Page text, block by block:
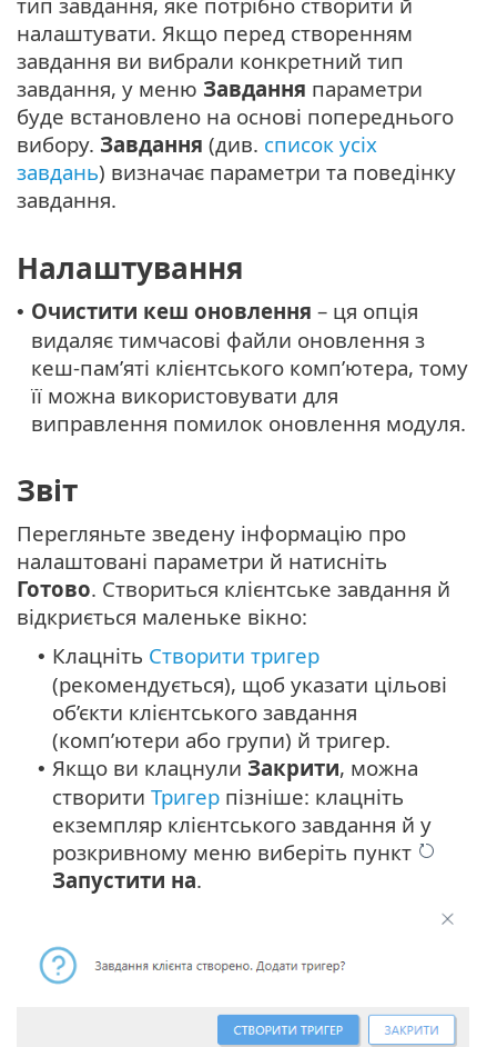
налаштувати. Якщо перед створенням
завдання ви вибрали конкретний тип
завдання, у меню Завдання параметри
буде встановлено на основі попереднього
вибору. Завдання (див. список усіх
завдань) визначає параметри та поведінку
завдання.
Налаштування
• Очистити кеш оновлення – ця опція
видаляє тимчасові файли оновлення з
кеш-пам’яті клієнтського комп’ютера, тому
її можна використовувати для
виправлення помилок оновлення модуля.
Звіт
Перегляньте зведену інформацію про
налаштовані параметри й натисніть
Готово. Створиться клієнтське завдання й
відкриється маленьке вікно:
• Клацніть Створити тригер
(рекомендується), щоб указати цільові
об’єкти клієнтського завдання
(комп’ютери або групи) й тригер.
• Якщо ви клацнули Закрити, можна
створити Тригер пізніше: клацніть
екземпляр клієнтського завдання й у
розкривному меню виберіть пункт
Запустити на.